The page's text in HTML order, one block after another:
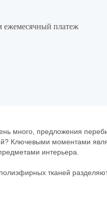
ежемесячный платеж
много, предложения
Ключевыми моментами
интерьера.
тканей